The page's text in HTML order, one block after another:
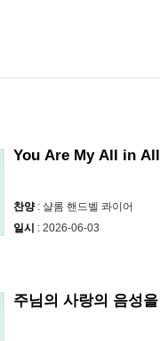
You Are My All in All
찬양: 샬롬 핸드벨 콰이어
일시 : 2026-06-03
주님의 사랑의 음성을